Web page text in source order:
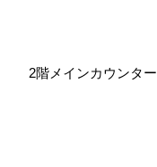
2階メインカウンター